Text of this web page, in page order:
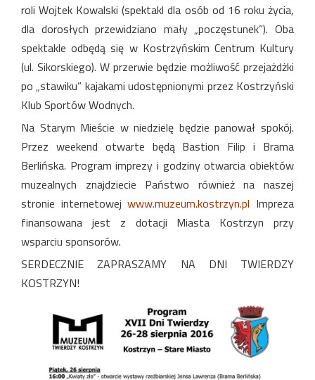
roli Wojtek Kowalski (spektakl dla osób od 16 roku życia,
dla dorosłych przewidziano mały „poczęstunek”). Oba
spektakle odbędą się w Kostrzyńskim Centrum Kultury
(ul. Sikorskiego). W przerwie będzie możliwość przejażdżki
po „stawiku” kajakami udostępnionymi przez Kostrzyński
Klub Sportów Wodnych.
Na Starym Mieście w niedzielę będzie panował spokój.
Przez weekend otwarte będą Bastion Filip i Brama
Berlińska. Program imprezy i godziny otwarcia obiektów
muzealnych znajdziecie Państwo również na naszej
stronie internetowejwww.muzeum.kostrzyn.pl Impreza
finansowana jest z dotacji Miasta Kostrzyn przy
wsparciu sponsorów.
SERDECZNIE ZAPRASZAMY NA DNI TWIERDZY
KOSTRZYN!